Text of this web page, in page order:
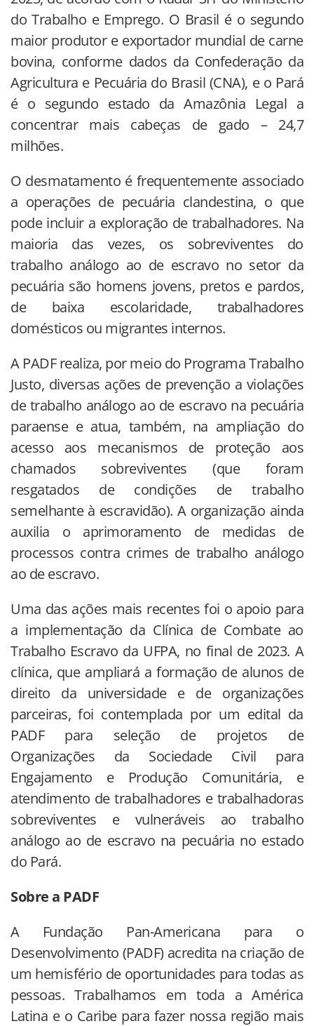
do Trabalho e Emprego. O Brasil é o segundo
maior produtor e exportador mundial de carne
bovina, conforme dados da Confederação da
Agricultura e Pecuária do Brasil (CNA), e o Pará
é o segundo estado da Amazônia Legal a
concentrar mais cabeças de gado – 24,7
milhões.
O desmatamento é frequentemente associado
a operações de pecuária clandestina, o que
pode incluir a exploração de trabalhadores. Na
maioria das vezes, os sobreviventes do
trabalho análogo ao de escravo no setor da
pecuária são homens jovens, pretos e pardos,
de baixa escolaridade, trabalhadores
domésticos ou migrantes internos.
A PADF realiza, por meio do Programa Trabalho
Justo, diversas ações de prevenção a violações
de trabalho análogo ao de escravo na pecuária
paraense e atua, também, na ampliação do
acesso aos mecanismos de proteção aos
chamados sobreviventes (que foram
resgatados de condições de trabalho
semelhante à escravidão). A organização ainda
auxilia o aprimoramento de medidas de
processos contra crimes de trabalho análogo
ao de escravo.
Uma das ações mais recentes foi o apoio para
a implementação da Clínica de Combate ao
Trabalho Escravo da UFPA, no final de 2023. A
clínica, que ampliará a formação de alunos de
direito da universidade e de organizações
parceiras, foi contemplada por um edital da
PADF para seleção de projetos de
Organizações da Sociedade Civil para
Engajamento e Produção Comunitária, e
atendimento de trabalhadores e trabalhadoras
sobreviventes e vulneráveis ao trabalho
análogo ao de escravo na pecuária no estado
do Pará.
Sobre a PADF
A Fundação Pan-Americana para o
Desenvolvimento (PADF) acredita na criação de
um hemisfério de oportunidades para todas as
pessoas. Trabalhamos em toda a América
Latina e o Caribe para fazer nossa região mais